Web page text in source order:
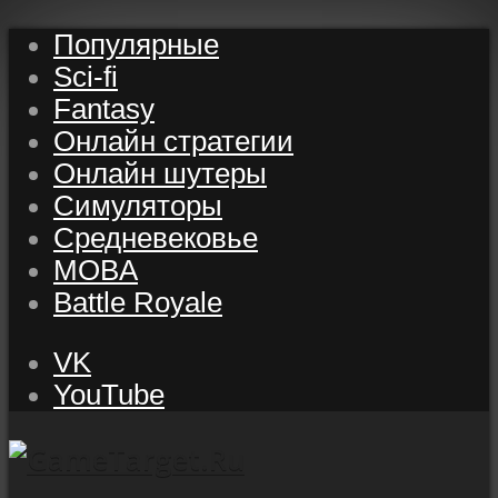
Популярные
Sci-fi
Fantasy
Онлайн стратегии
Онлайн шутеры
Симуляторы
Средневековье
MOBA
Battle Royale
VK
YouTube